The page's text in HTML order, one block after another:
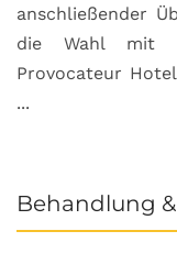
anschließender
die Wahl mit
Provocateur
...
Behandlung